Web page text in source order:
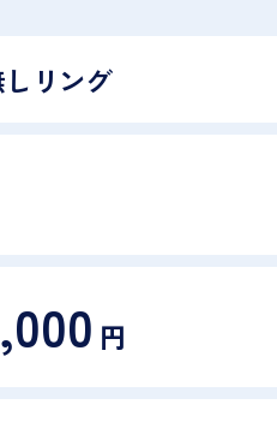
リング
円